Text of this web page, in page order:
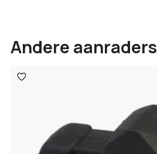
Andere aanraders
Toevoegen
aan